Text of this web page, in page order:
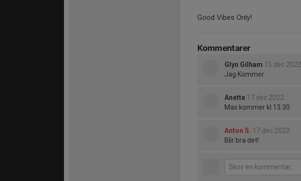
Good Vibes Only!
Kommentarer
Glyn Gilham 15 dec 2022
Jag Kommer
Anette 17 dec 2022
Max kommer kl 13.30
Anton S. 17 dec 2022
Blir bra det!